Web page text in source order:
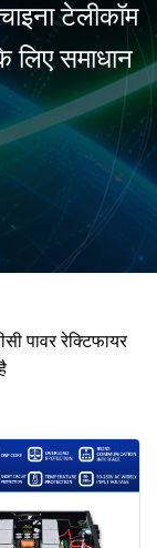
टेलीकॉम
लिए समाधान
पावर रेक्टिफायर